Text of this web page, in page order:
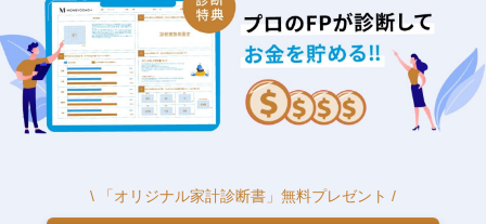
\ 「オリジナル家計診断書」無料プレゼント /